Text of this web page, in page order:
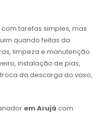
tarefas simples, mas
quando feitas da
limpeza e manutenção
instalação de pias,
da descarga do vaso,
em Arujá com